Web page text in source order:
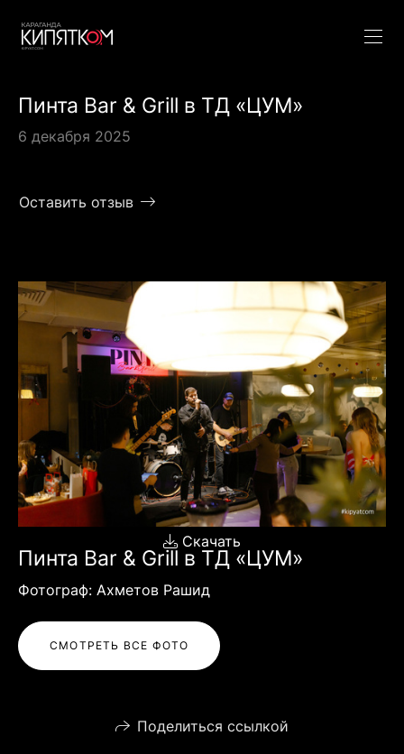
Пинта Bar & Grill в ТД «ЦУМ»
6 декабря 2025
Оставить отзыв
Скачать
Пинта Bar & Grill в ТД «ЦУМ»
Фотограф: Ахметов Рашид
СМОТРЕТЬ ВСЕ ФОТО
Поделиться ссылкой